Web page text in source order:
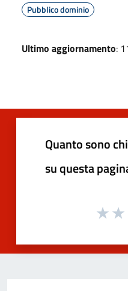
Pubblico dominio
Ultimo aggiornamento:
Quanto sono
su questa